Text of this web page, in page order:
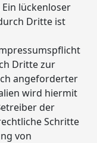
lückenloser
Dritte ist
Dritte zur
angeforderter
wird hiermit
der
Schritte
von